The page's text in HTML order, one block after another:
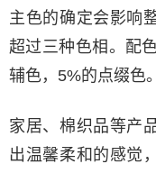
主色的确定会影响
超过三种色相。配
辅色，5%的点缀色。
家居、棉织品等产
出温馨柔和的感觉